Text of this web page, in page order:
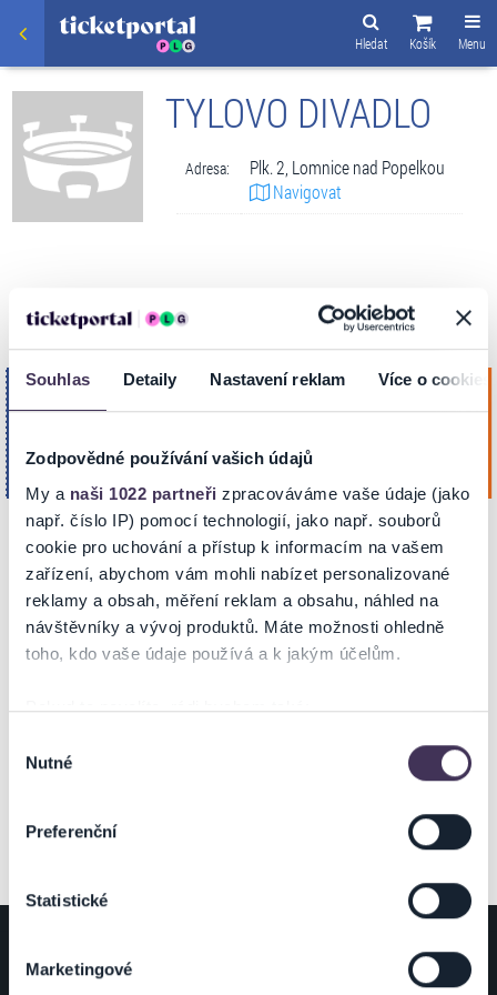
Souhlas Detaily Nastavení reklam Více o cookies
Zodpovědné používání vašich údajů
My a naši 1022 partneři zpracováváme vaše údaje (jako
např. číslo IP) pomocí technologií, jako např. souborů
cookie pro uchování a přístup k informacím na vašem
zařízení, abychom vám mohli nabízet personalizované
reklamy a obsah, měření reklam a obsahu, náhled na
návštěvníky a vývoj produktů. Máte možnosti ohledně
toho, kdo vaše údaje používá a k jakým účelům.
Pokud to povolíte, rádi bychom také:
které mohou být přesné na několik metrů
skenování pro konkrétní charakteristiky (otisk prstu)
Zjistěte více o tom, jak zpracováváme vaše osobní
Svůj souhlas můžete kdykoliv změnit nebo odvolat v
Na těchto stránkách využíváme soubory cookies a další
souhlasu
Nutné
Preferenční
Statistické
Marketingové
Menu
Košík
Hledat
TYLOVO DIVADLO
Adresa:
Plk. 2, Lomnice nad Popelkou
Navigovat
VSTUPENKY
15
Kvě. 2027
19:00
TECHTLE MECHTLE - HALÓ, TADY
MÁMA!
Tylovo divadlo
LOMNICE NAD POPELKOU
NA MAPĚ
ZÁKAZNÍCI